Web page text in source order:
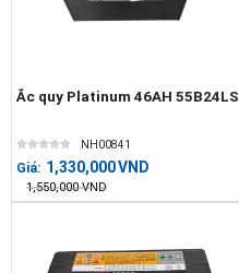
Ắc quy Platinum 46AH 55B24LS
NH00841
Giá: 1,330,000VND
1,550,000 VND